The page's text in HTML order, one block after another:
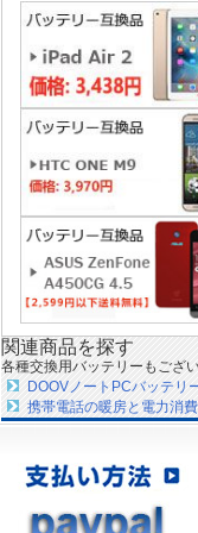
関連商品を探す
各種交換用バッテリーもござい
DOOVノートPCバッテリ
携帯電話の暖房と電力消